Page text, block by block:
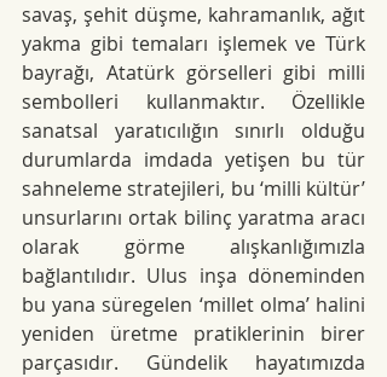
savaş, şehit düşme, kahramanlık, ağıt
yakma gibi temaları işlemek ve Türk
bayrağı, Atatürk görselleri gibi milli
sembolleri kullanmaktır. Özellikle
sanatsal yaratıcılığın sınırlı olduğu
durumlarda imdada yetişen bu tür
sahneleme stratejileri, bu ‘milli kültür’
unsurlarını ortak bilinç yaratma aracı
olarak görme alışkanlığımızla
bağlantılıdır. Ulus inşa döneminden
bu yana süregelen ‘millet olma’ halini
yeniden üretme pratiklerinin birer
parçasıdır. Gündelik hayatımızda